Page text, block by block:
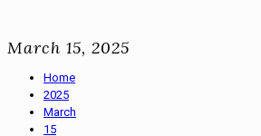
March 15, 2025
Home
2025
March
15